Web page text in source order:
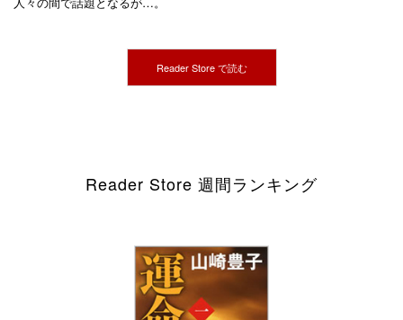
Reader Store で読む
Reader Store 週間ランキング